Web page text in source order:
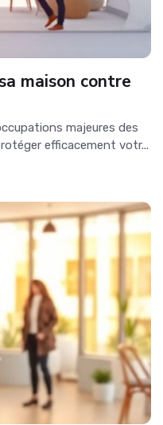
maison contre
majeures des
efficacement votr...